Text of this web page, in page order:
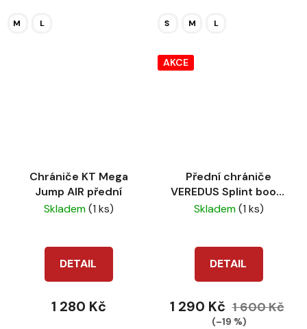
M L S M L
Chrániče KT Mega
Jump AIR přední
Skladem(1 ks)
DETAIL
1 280 Kč
AKCE
Přední chrániče
VEREDUS Splint boots
černé
Skladem(1 ks)
DETAIL
1 290 Kč 1 600 Kč
(–19 %)